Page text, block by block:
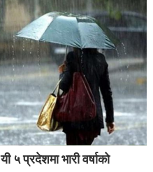
प्रदेशमा भारी वर्षाको